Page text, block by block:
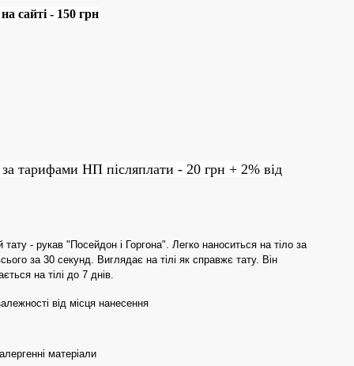
сайті - 150 грн
тарифами НП післяплати - 20 грн + 2% від
- рукав "Посейдон і Горгона". Легко наноситься на тіло за
за 30 секунд. Виглядає на тілі як справжє тату. Він
на тілі до 7 днів.
від місця нанесення
матеріали